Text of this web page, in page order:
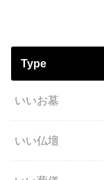
Type
いいお墓
いい仏壇